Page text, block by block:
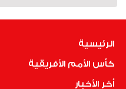
الرئيسية
كأس الأمم الأفريقية
أخر الأخبار